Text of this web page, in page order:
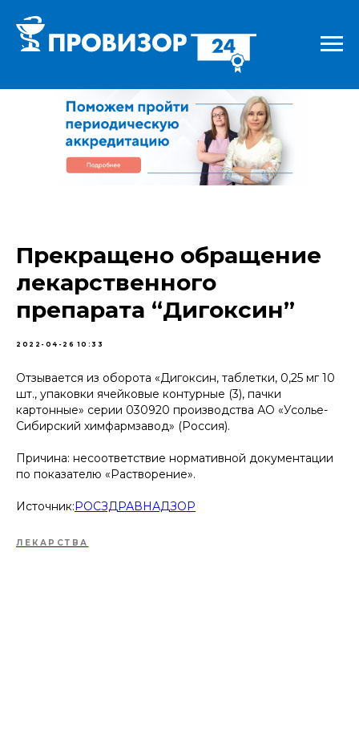
Прекращено обращение
лекарственного
препарата “Дигоксин”
2022-04-26 10:33
Отзывается из оборота «Дигоксин, таблетки, 0,25 мг 10
шт., упаковки ячейковые контурные (3), пачки
картонные» серии 030920 производства АО «Усолье-
Сибирский химфармзавод» (Россия).
Причина: несоответствие нормативной документации
по показателю «Растворение».
Источник:РОСЗДРАВНАДЗОР
ЛЕКАРСТВА